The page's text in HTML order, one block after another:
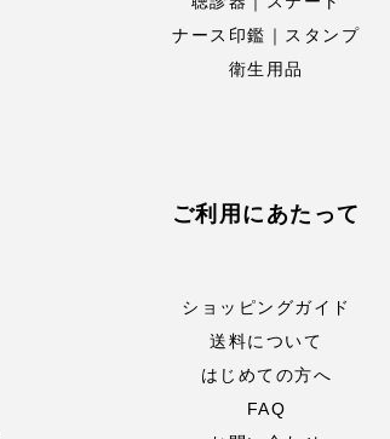
ナース印鑑｜スタンプ
衛生用品
ご利用にあたって
ショッピングガイド
送料について
はじめての方へ
FAQ